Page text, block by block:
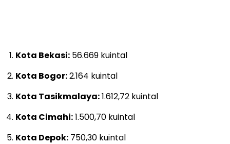
Kota Bekasi: 56.669 kuintal
Kota Bogor:2.164 kuintal
Kota Tasikmalaya:1.612,72 kuintal
Kota Cimahi:1.500,70 kuintal
Kota Depok: 750,30 kuintal